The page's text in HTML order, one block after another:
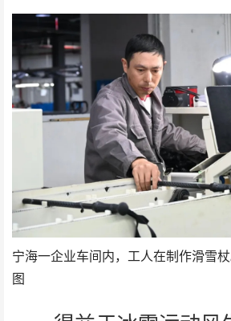
宁海一企业车间内，工人在制作滑雪
图